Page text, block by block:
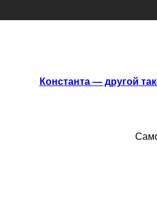
Константа — другой